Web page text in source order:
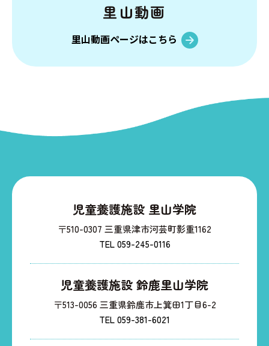
里山動画
里山動画ページはこちら
児童養護施設 里山学院
〒510-0307 三重県津市河芸町影重1162
TEL 059-245-0116
児童養護施設 鈴鹿里山学院
〒513-0056 三重県鈴鹿市上箕田1丁目6-2
TEL 059-381-6021